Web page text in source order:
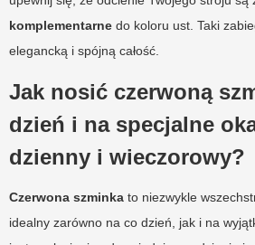
komplementarne do koloru ust. Taki
elegancką i spójną całość.
Jak nosić czerwoną
dzień i na specjalne
dzienny i wieczorowy?
Czerwona szminka to niezwykle
idealny zarówno na co dzień, jak i na